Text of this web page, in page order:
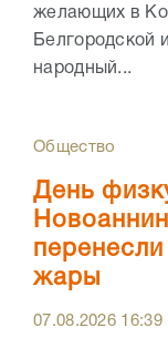
желающих в
Белгородской
народный...
Общество
День
жары
07.08.2026 16:39